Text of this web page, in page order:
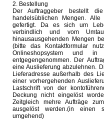
2. Bestellung
Der Auftraggeber bestellt
handelsüblichen Mengen.
gefertigt. Da es sich um
verbindlich und vom
hinausausgehenden Mengen
(bitte das Kontaktformular
Onlineshopsystem und
entgegengenommen. Der
eine Auslieferung abzulehnen.
Lieferadresse außerhalb des
einer vorhergehenden
Lastschrift von der
Deckung nicht eingelöst
Zeitgleich mehre Aufträge
ausgelöst werden.(in einen
umgehend)